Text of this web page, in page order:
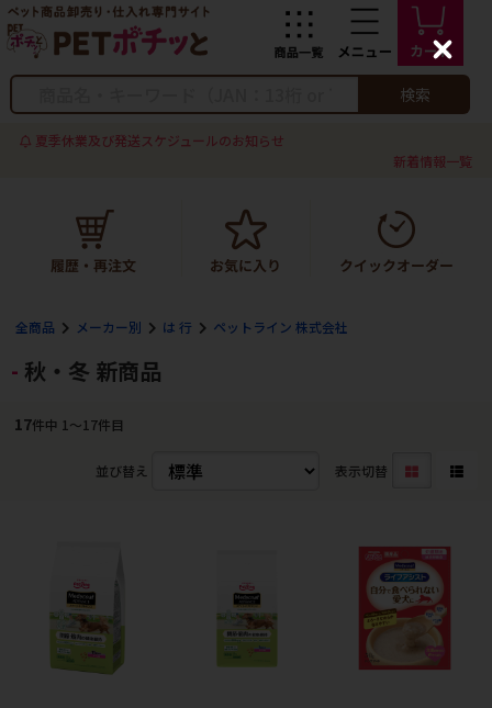
検索
夏季休業及び発送スケジュールのお知らせ
新着情報一覧
全商品 メーカー別 は 行 ペットライン 株式会社
秋・冬 新商品
17件中 1〜17件目
並び替え 表示切替
C
l
s